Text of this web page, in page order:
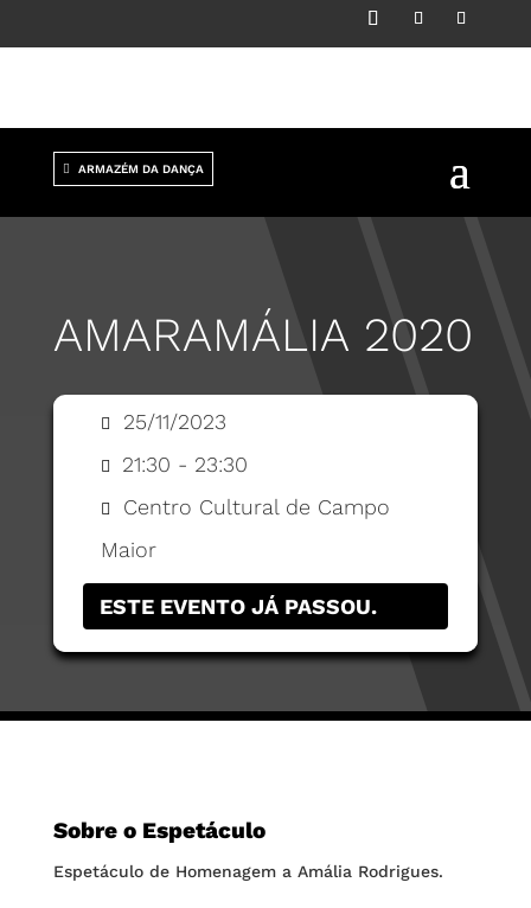
ARMAZÉM DA DANÇA
AMARAMÁLIA 2020
25/11/2023
21:30 - 23:30
Centro Cultural de Campo
Maior
ESTE EVENTO JÁ PASSOU.
Sobre o Espetáculo
Espetáculo de Homenagem a Amália Rodrigues.